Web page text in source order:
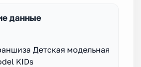
данные
Детская модельная
KIDs